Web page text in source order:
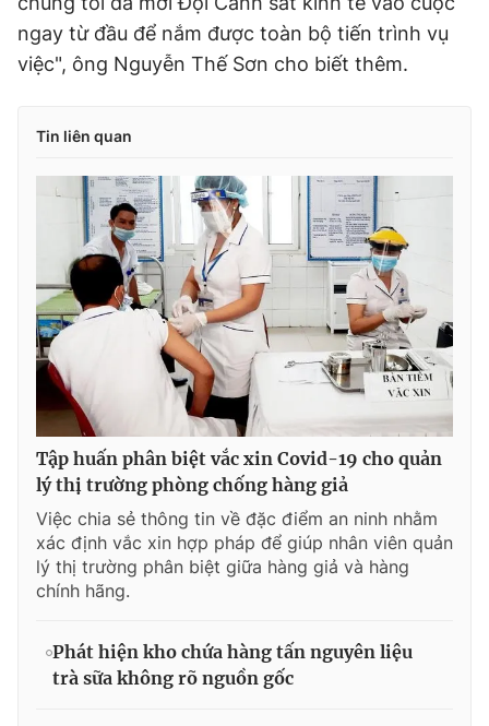
ngay từ đầu để nắm được toàn bộ tiến trình vụ
việc", ông Nguyễn Thế Sơn cho biết thêm.
Tin liên quan
Tập huấn phân biệt vắc xin Covid-19 cho quản
lý thị trường phòng chống hàng giả
Việc chia sẻ thông tin về đặc điểm an ninh nhằm
xác định vắc xin hợp pháp để giúp nhân viên quản
lý thị trường phân biệt giữa hàng giả và hàng
chính hãng.
Phát hiện kho chứa hàng tấn nguyên liệu
trà sữa không rõ nguồn gốc